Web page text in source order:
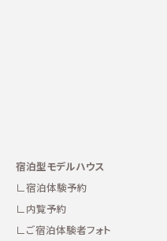
宿泊型モデルハウス
宿泊体験予約
内覧予約
ご宿泊体験者フォト